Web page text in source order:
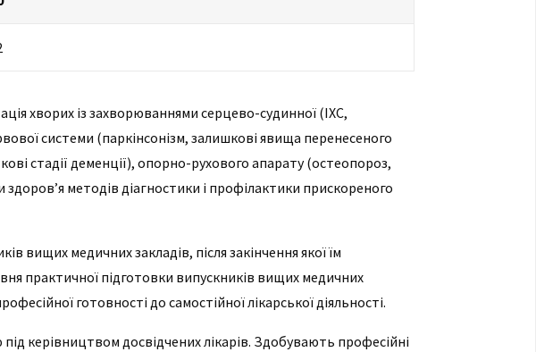
хворих із захворюваннями серцево-судинної (ІХС,
системи (паркінсонізм, залишкові явища перенесеного
стадії деменції), опорно-рухового апарату (остеопороз,
методів діагностики і профілактики прискореного
вищих медичних закладів, після закінчення якої їм
практичної підготовки випускників вищих медичних
готовності до самостійної лікарської діяльності.
керівництвом досвідчених лікарів. Здобувають професійні